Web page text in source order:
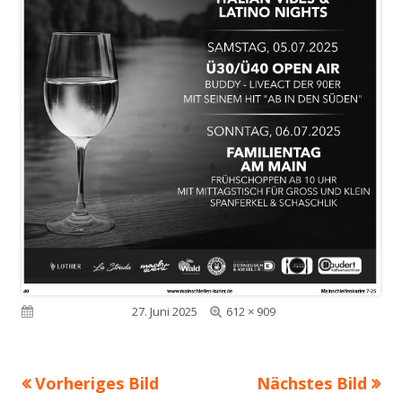
Veröffentlicht am27. Juni 2025
Volle
612 × 909
Vorheriges Bild Nächstes Bild